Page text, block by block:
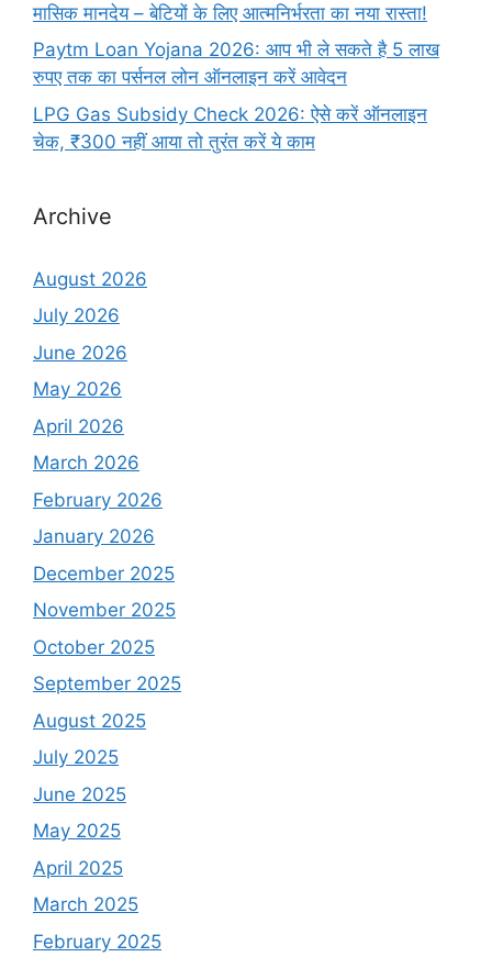
मासिक मानदेय – बेटियों के लिए आत्मनिर्भरता का नया रास्ता!
Paytm Loan Yojana 2026: आप भी ले सकते है 5 लाख
रुपए तक का पर्सनल लोन ऑनलाइन करें आवेदन
LPG Gas Subsidy Check 2026: ऐसे करें ऑनलाइन
चेक, ₹300 नहीं आया तो तुरंत करें ये काम
Archive
August 2026
July 2026
June 2026
May 2026
April 2026
March 2026
February 2026
January 2026
December 2025
November 2025
October 2025
September 2025
August 2025
July 2025
June 2025
May 2025
April 2025
March 2025
February 2025